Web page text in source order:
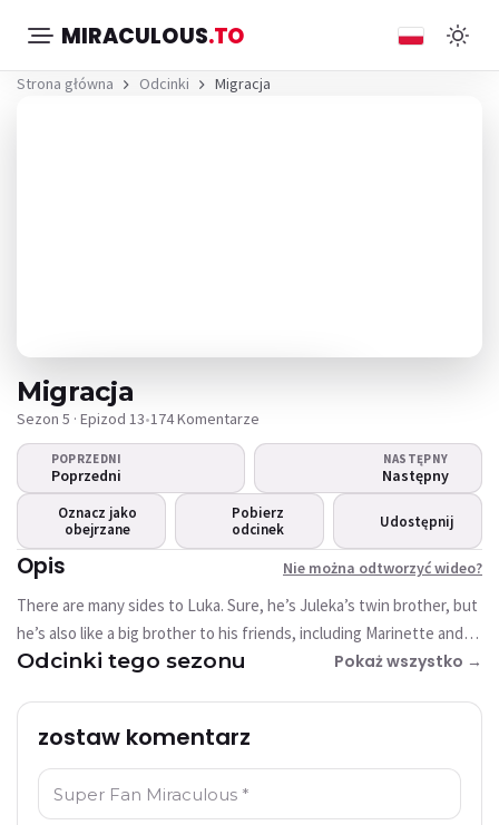
MIRACULOUS.TO
Strona główna Odcinki Migracja
Nie można odtworzyć
wideo?
Ten film nie jest obecnie dostępny
Migracja
Sezon 5 · Epizod 13•174 Komentarze
POPRZEDNI
Poprzedni
NASTĘPNY
Następny
Oznacz jako
obejrzane
Pobierz
odcinek
Udostępnij
Opis Nie można odtworzyć wideo?
There are many sides to Luka. Sure, he’s Juleka’s twin brother, but
he’s also like a big brother to his friends, including Marinette and
Adrien. They both like to seek his advice, as Luka always has an
band Kitty Section, and the son of a celebrity. And this side of
Luka’s will pique the interest of label owner Bob Roth, who’s ready
for anything to make money! But Bob Roth underestimates Luka,
who’s ready for anything to defend his values and his friends.
Odcinki tego sezonu Pokaż wszystko →
zostaw komentarz
Imię: *